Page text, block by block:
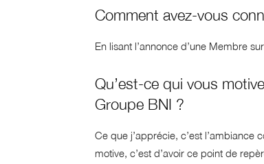
Comment avez-vous
En lisant l’annonce d’une Membre
Qu’est-ce qui vous
Groupe BNI ?
Ce que j’apprécie, c’est l’ambiance
motive, c’est d’avoir ce point de